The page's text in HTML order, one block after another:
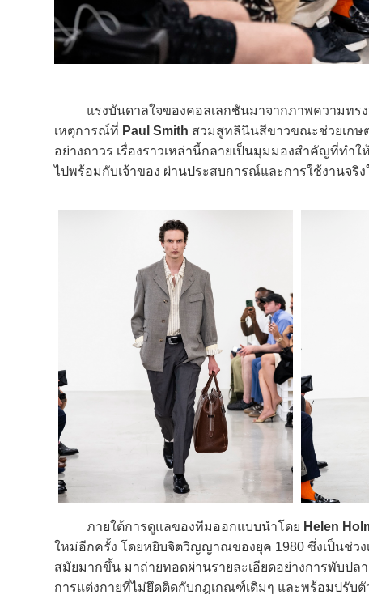
แรงบันดาลใจของคอลเลกชันมาจากภาพความทรงจ
เหตุการณ์ที่ Paul Smith สวมสูทลินินสีขาวขณะช่วยเกษ
อย่างถาวร เรื่องราวเหล่านี้กลายเป็นมุมมองสำคัญที่ทำ
ไปพร้อมกับเจ้าของ ผ่านประสบการณ์และการใช้งานจริ
ภายใต้การดูแลของทีมออกแบบนำโดย Helen
ใหม่อีกครั้ง โดยหยิบจิตวิญญาณของยุค 1980 ซึ่งเป็นช่ว
สมัยมากขึ้น มาถ่ายทอดผ่านรายละเอียดอย่างการพับป
การแต่งกายที่ไม่ยึดติดกับกฎเกณฑ์เดิมๆ และพร้อมปรับ